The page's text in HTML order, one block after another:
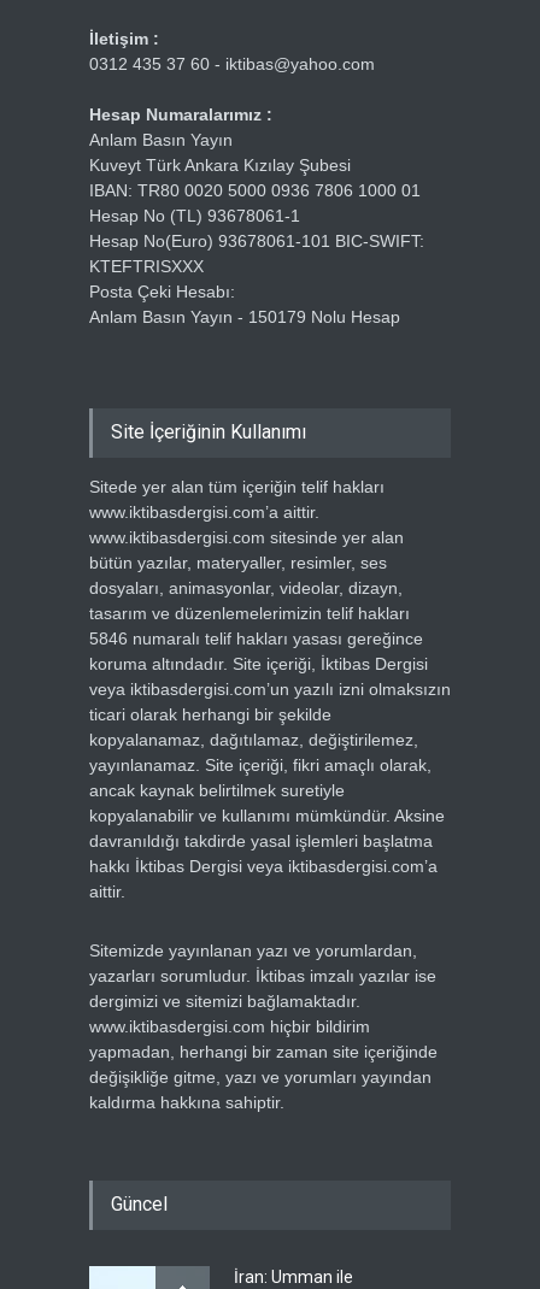
İletişim :
0312 435 37 60 - iktibas@yahoo.com
Hesap Numaralarımız :
Anlam Basın Yayın
Kuveyt Türk Ankara Kızılay Şubesi
IBAN: TR80 0020 5000 0936 7806 1000 01
Hesap No (TL) 93678061-1
Hesap No(Euro) 93678061-101 BIC-SWIFT:
KTEFTRISXXX
Posta Çeki Hesabı:
Anlam Basın Yayın - 150179 Nolu Hesap
Site İçeriğinin Kullanımı
Sitede yer alan tüm içeriğin telif hakları
www.iktibasdergisi.com’a aittir.
www.iktibasdergisi.com sitesinde yer alan
bütün yazılar, materyaller, resimler, ses
dosyaları, animasyonlar, videolar, dizayn,
tasarım ve düzenlemelerimizin telif hakları
5846 numaralı telif hakları yasası gereğince
koruma altındadır. Site içeriği, İktibas Dergisi
veya iktibasdergisi.com’un yazılı izni olmaksızın
ticari olarak herhangi bir şekilde
kopyalanamaz, dağıtılamaz, değiştirilemez,
yayınlanamaz. Site içeriği, fikri amaçlı olarak,
ancak kaynak belirtilmek suretiyle
kopyalanabilir ve kullanımı mümkündür. Aksine
davranıldığı takdirde yasal işlemleri başlatma
hakkı İktibas Dergisi veya iktibasdergisi.com’a
aittir.
Sitemizde yayınlanan yazı ve yorumlardan,
yazarları sorumludur. İktibas imzalı yazılar ise
dergimizi ve sitemizi bağlamaktadır.
www.iktibasdergisi.com hiçbir bildirim
yapmadan, herhangi bir zaman site içeriğinde
değişikliğe gitme, yazı ve yorumları yayından
kaldırma hakkına sahiptir.
Güncel
İran: Umman ile